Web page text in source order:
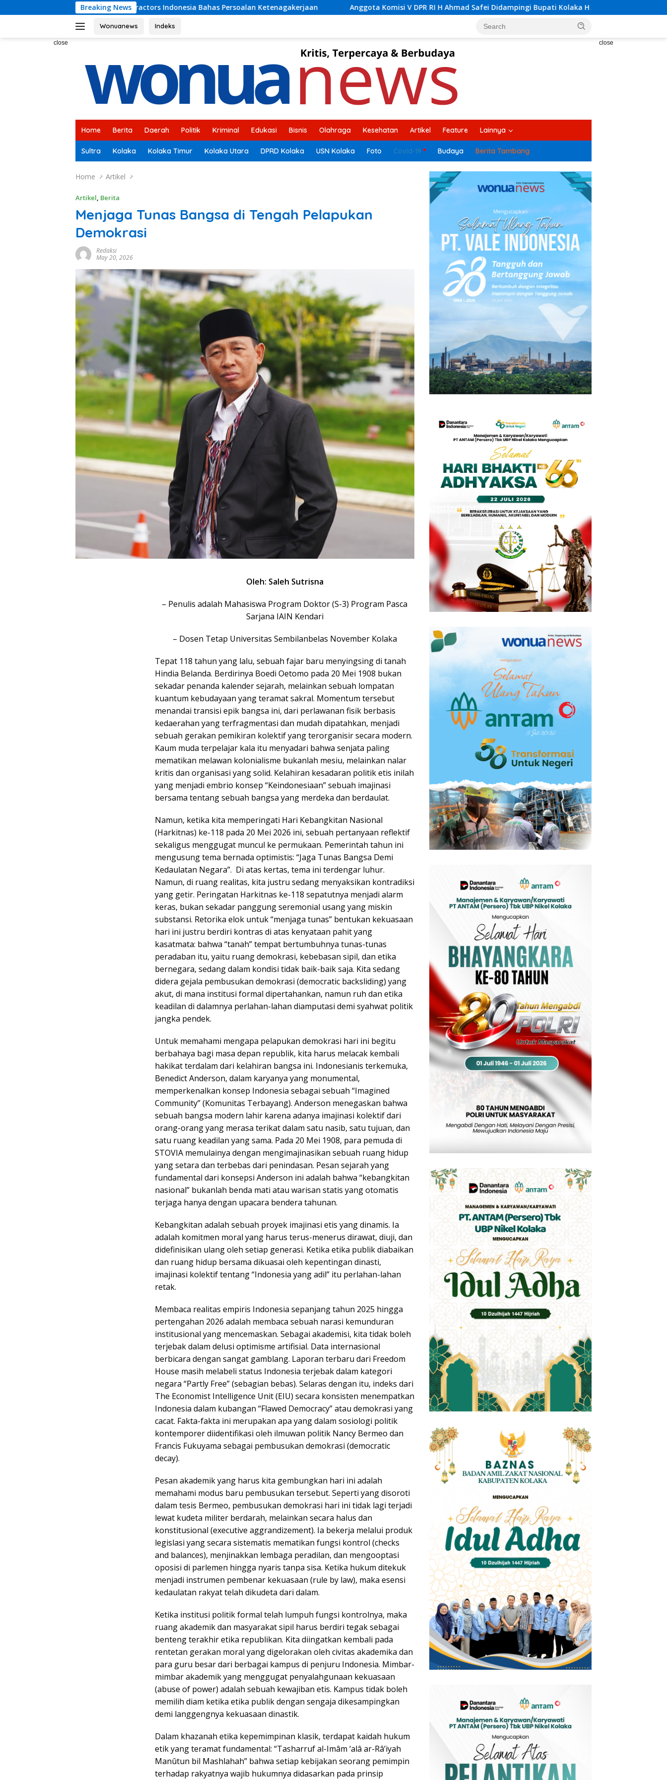
to
Breaking News
Indonesia Bahas Persoalan Ketenagakerjaan Anggota Komisi V DPR RI H Ahmad Safei Didampingi Bupati Kolaka H Amri Tinjau Lokasi Rencana Pembangunan Irigasi di
Wonuanews Indeks
close close
Home Berita Daerah Politik Kriminal Edukasi Bisnis Olahraga Kesehatan Artikel Feature Lainnya
Sultra Kolaka Kolaka Timur Kolaka Utara DPRD Kolaka USN Kolaka Foto Covid-19 Budaya Berita Tambang
Home Artikel
Artikel, Berita
Menjaga Tunas Bangsa di Tengah Pelapukan
Demokrasi
Redaksi
May 20, 2026
Oleh: Saleh Sutrisna
– Penulis adalah Mahasiswa Program Doktor (S-3) Program Pasca
Sarjana IAIN Kendari
– Dosen Tetap Universitas Sembilanbelas November Kolaka
Tepat 118 tahun yang lalu, sebuah fajar baru menyingsing di tanah
Hindia Belanda. Berdirinya Boedi Oetomo pada 20 Mei 1908 bukan
sekadar penanda kalender sejarah, melainkan sebuah lompatan
kuantum kebudayaan yang teramat sakral. Momentum tersebut
menandai transisi epik bangsa ini, dari perlawanan fisik berbasis
kedaerahan yang terfragmentasi dan mudah dipatahkan, menjadi
sebuah gerakan pemikiran kolektif yang terorganisir secara modern.
Kaum muda terpelajar kala itu menyadari bahwa senjata paling
mematikan melawan kolonialisme bukanlah mesiu, melainkan nalar
kritis dan organisasi yang solid. Kelahiran kesadaran politik etis inilah
yang menjadi embrio konsep “Keindonesiaan” sebuah imajinasi
bersama tentang sebuah bangsa yang merdeka dan berdaulat.
Namun, ketika kita memperingati Hari Kebangkitan Nasional
(Harkitnas) ke-118 pada 20 Mei 2026 ini, sebuah pertanyaan reflektif
sekaligus menggugat muncul ke permukaan. Pemerintah tahun ini
mengusung tema bernada optimistis: “Jaga Tunas Bangsa Demi
Kedaulatan Negara”. Di atas kertas, tema ini terdengar luhur.
Namun, di ruang realitas, kita justru sedang menyaksikan kontradiksi
yang getir. Peringatan Harkitnas ke-118 sepatutnya menjadi alarm
keras, bukan sekadar panggung seremonial usang yang miskin
substansi. Retorika elok untuk “menjaga tunas” bentukan kekuasaan
hari ini justru berdiri kontras di atas kenyataan pahit yang
kasatmata: bahwa “tanah” tempat bertumbuhnya tunas-tunas
peradaban itu, yaitu ruang demokrasi, kebebasan sipil, dan etika
bernegara, sedang dalam kondisi tidak baik-baik saja. Kita sedang
didera gejala pembusukan demokrasi (democratic backsliding) yang
akut, di mana institusi formal dipertahankan, namun ruh dan etika
keadilan di dalamnya perlahan-lahan diamputasi demi syahwat politik
jangka pendek.
Untuk memahami mengapa pelapukan demokrasi hari ini begitu
berbahaya bagi masa depan republik, kita harus melacak kembali
hakikat terdalam dari kelahiran bangsa ini. Indonesianis terkemuka,
Benedict Anderson, dalam karyanya yang monumental,
memperkenalkan konsep Indonesia sebagai sebuah “Imagined
Community” (Komunitas Terbayang). Anderson menegaskan bahwa
sebuah bangsa modern lahir karena adanya imajinasi kolektif dari
orang-orang yang merasa terikat dalam satu nasib, satu tujuan, dan
satu ruang keadilan yang sama. Pada 20 Mei 1908, para pemuda di
STOVIA memulainya dengan mengimajinasikan sebuah ruang hidup
yang setara dan terbebas dari penindasan. Pesan sejarah yang
fundamental dari konsepsi Anderson ini adalah bahwa “kebangkitan
nasional” bukanlah benda mati atau warisan statis yang otomatis
terjaga hanya dengan upacara bendera tahunan.
Kebangkitan adalah sebuah proyek imajinasi etis yang dinamis. Ia
adalah komitmen moral yang harus terus-menerus dirawat, diuji, dan
didefinisikan ulang oleh setiap generasi. Ketika etika publik diabaikan
dan ruang hidup bersama dikuasai oleh kepentingan dinasti,
imajinasi kolektif tentang “Indonesia yang adil” itu perlahan-lahan
retak.
Membaca realitas empiris Indonesia sepanjang tahun 2025 hingga
pertengahan 2026 adalah membaca sebuah narasi kemunduran
institusional yang mencemaskan. Sebagai akademisi, kita tidak boleh
terjebak dalam delusi optimisme artifisial. Data internasional
berbicara dengan sangat gamblang. Laporan terbaru dari Freedom
House masih melabeli status Indonesia terjebak dalam kategori
negara “Partly Free” (sebagian bebas). Selaras dengan itu, indeks dari
The Economist Intelligence Unit (EIU) secara konsisten menempatkan
Indonesia dalam kubangan “Flawed Democracy” atau demokrasi yang
cacat. Fakta-fakta ini merupakan apa yang dalam sosiologi politik
kontemporer diidentifikasi oleh ilmuwan politik Nancy Bermeo dan
Francis Fukuyama sebagai pembusukan demokrasi (democratic
decay).
Pesan akademik yang harus kita gembungkan hari ini adalah
memahami modus baru pembusukan tersebut. Seperti yang disoroti
dalam tesis Bermeo, pembusukan demokrasi hari ini tidak lagi terjadi
lewat kudeta militer berdarah, melainkan secara halus dan
konstitusional (executive aggrandizement). Ia bekerja melalui produk
legislasi yang secara sistematis mematikan fungsi kontrol (checks
and balances), menjinakkan lembaga peradilan, dan mengooptasi
oposisi di parlemen hingga nyaris tanpa sisa. Ketika hukum ditekuk
menjadi instrumen pembenar kekuasaan (rule by law), maka esensi
kedaulatan rakyat telah dikudeta dari dalam.
Ketika institusi politik formal telah lumpuh fungsi kontrolnya, maka
ruang akademik dan masyarakat sipil harus berdiri tegak sebagai
benteng terakhir etika republikan. Kita diingatkan kembali pada
rentetan gerakan moral yang digelorakan oleh civitas akademika dan
para guru besar dari berbagai kampus di penjuru Indonesia. Mimbar-
mimbar akademik yang menggugat penyalahgunaan kekuasaan
(abuse of power) adalah sebuah kewajiban etis. Kampus tidak boleh
memilih diam ketika etika publik dengan sengaja dikesampingkan
demi langgengnya kekuasaan dinastik.
Dalam khazanah etika kepemimpinan klasik, terdapat kaidah hukum
etik yang teramat fundamental: “Tasharruf al-Imâm ‘alâ ar-Râ’iyah
Manûtun bil Mashlahah” bahwa setiap kebijakan seorang pemimpin
terhadap rakyatnya wajib hukumnya didasarkan pada prinsip